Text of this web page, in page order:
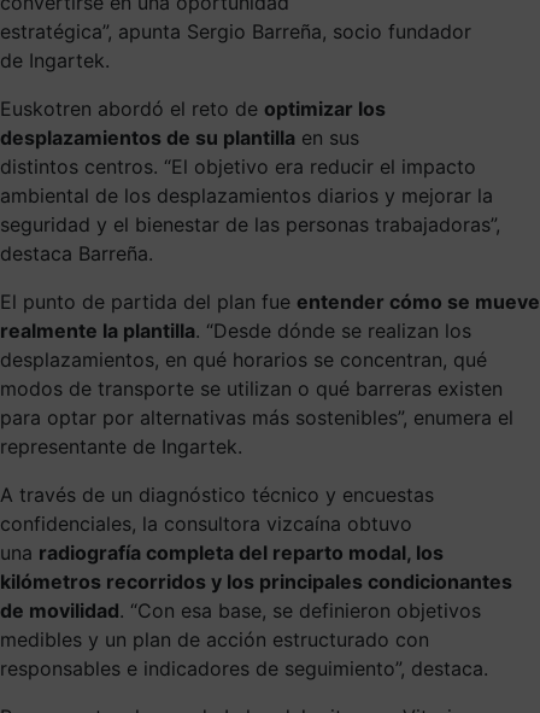
estratégica”, apunta Sergio Barreña, socio fundador
de Ingartek.
Euskotren abordó el reto de optimizar los
desplazamientos de su plantilla en sus
distintos centros. “El objetivo era reducir el impacto
ambiental de los desplazamientos diarios y mejorar la
seguridad y el bienestar de las personas trabajadoras”,
destaca Barreña.
El punto de partida del plan fue entender cómo se mueve
realmente la plantilla. “Desde dónde se realizan los
desplazamientos, en qué horarios se concentran, qué
modos de transporte se utilizan o qué barreras existen
para optar por alternativas más sostenibles”, enumera el
representante de Ingartek.
A través de un diagnóstico técnico y encuestas
confidenciales, la consultora vizcaína obtuvo
una radiografía completa del reparto modal, los
kilómetros recorridos y los principales condicionantes
de movilidad. “Con esa base, se definieron objetivos
medibles y un plan de acción estructurado con
responsables e indicadores de seguimiento”, destaca.